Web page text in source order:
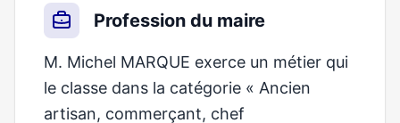
Profession du maire
M. Michel MARQUE exerce un métier qui
le classe dans la catégorie « Ancien
artisan, commerçant, chef